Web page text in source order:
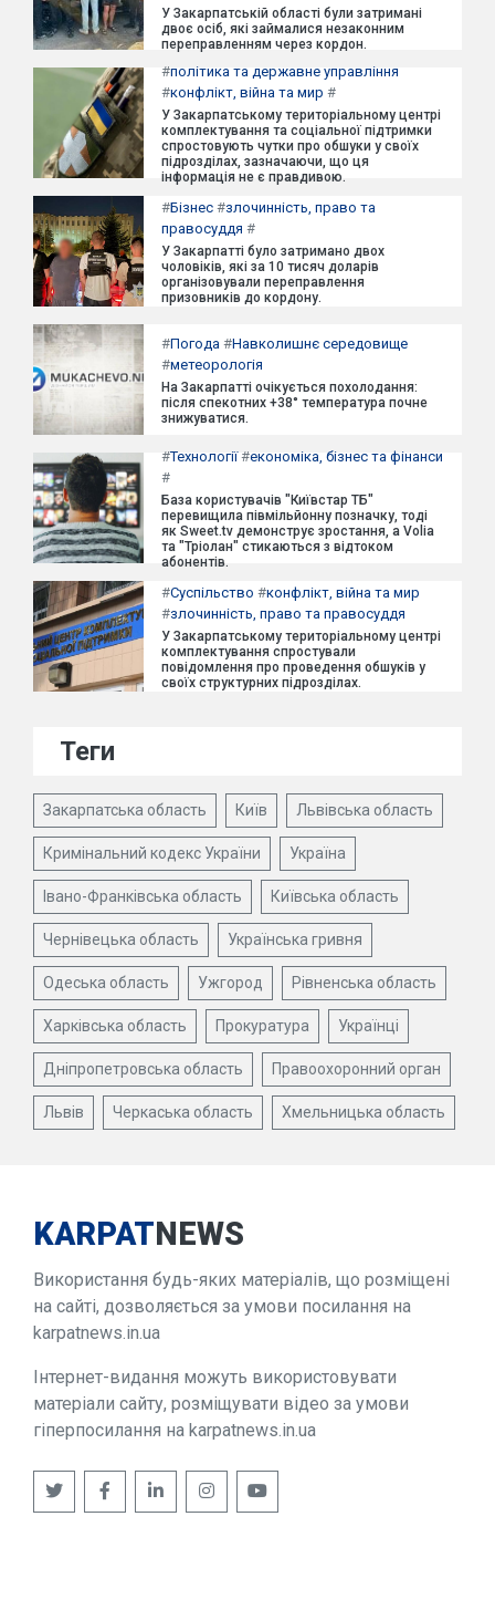
У Закарпатській області були затримані
двоє осіб, які займалися незаконним
переправленням через кордон.
#політика та державне управління
#конфлікт, війна та мир #
У Закарпатському територіальному центрі
комплектування та соціальної підтримки
спростовують чутки про обшуки у своїх
підрозділах, зазначаючи, що ця
інформація не є правдивою.
#Бізнес #злочинність, право та
правосуддя #
У Закарпатті було затримано двох
чоловіків, які за 10 тисяч доларів
організовували переправлення
призовників до кордону.
#Погода #Навколишнє середовище
#метеорологія
На Закарпатті очікується похолодання:
після спекотних +38° температура почне
знижуватися.
#Технології#економіка, бізнес та фінанси
#
База користувачів "Київстар ТБ"
перевищила півмільйонну позначку, тоді
як Sweet.tv демонструє зростання, а Volia
та "Тріолан" стикаються з відтоком
абонентів.
#Суспільство #конфлікт, війна та мир
#злочинність, право та правосуддя
У Закарпатському територіальному центрі
комплектування спростували
повідомлення про проведення обшуків у
своїх структурних підрозділах.
Теги
Закарпатська область Київ Львівська область
Кримінальний кодекс України Україна
Івано-Франківська область Київська область
Чернівецька область Українська гривня
Одеська область Ужгород Рівненська область
Харківська область Прокуратура Українці
Дніпропетровська область Правоохоронний орган
Львів Черкаська область Хмельницька область
KARPATNEWS
Використання будь-яких матеріалів, що розміщені
на сайті, дозволяється за умови посилання на
karpatnews.in.ua
Інтернет-видання можуть використовувати
матеріали сайту, розміщувати відео за умови
гіперпосилання на karpatnews.in.ua